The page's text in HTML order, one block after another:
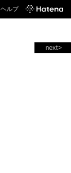
ヘルプ
next>